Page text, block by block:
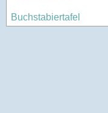
Buchstabiertafel